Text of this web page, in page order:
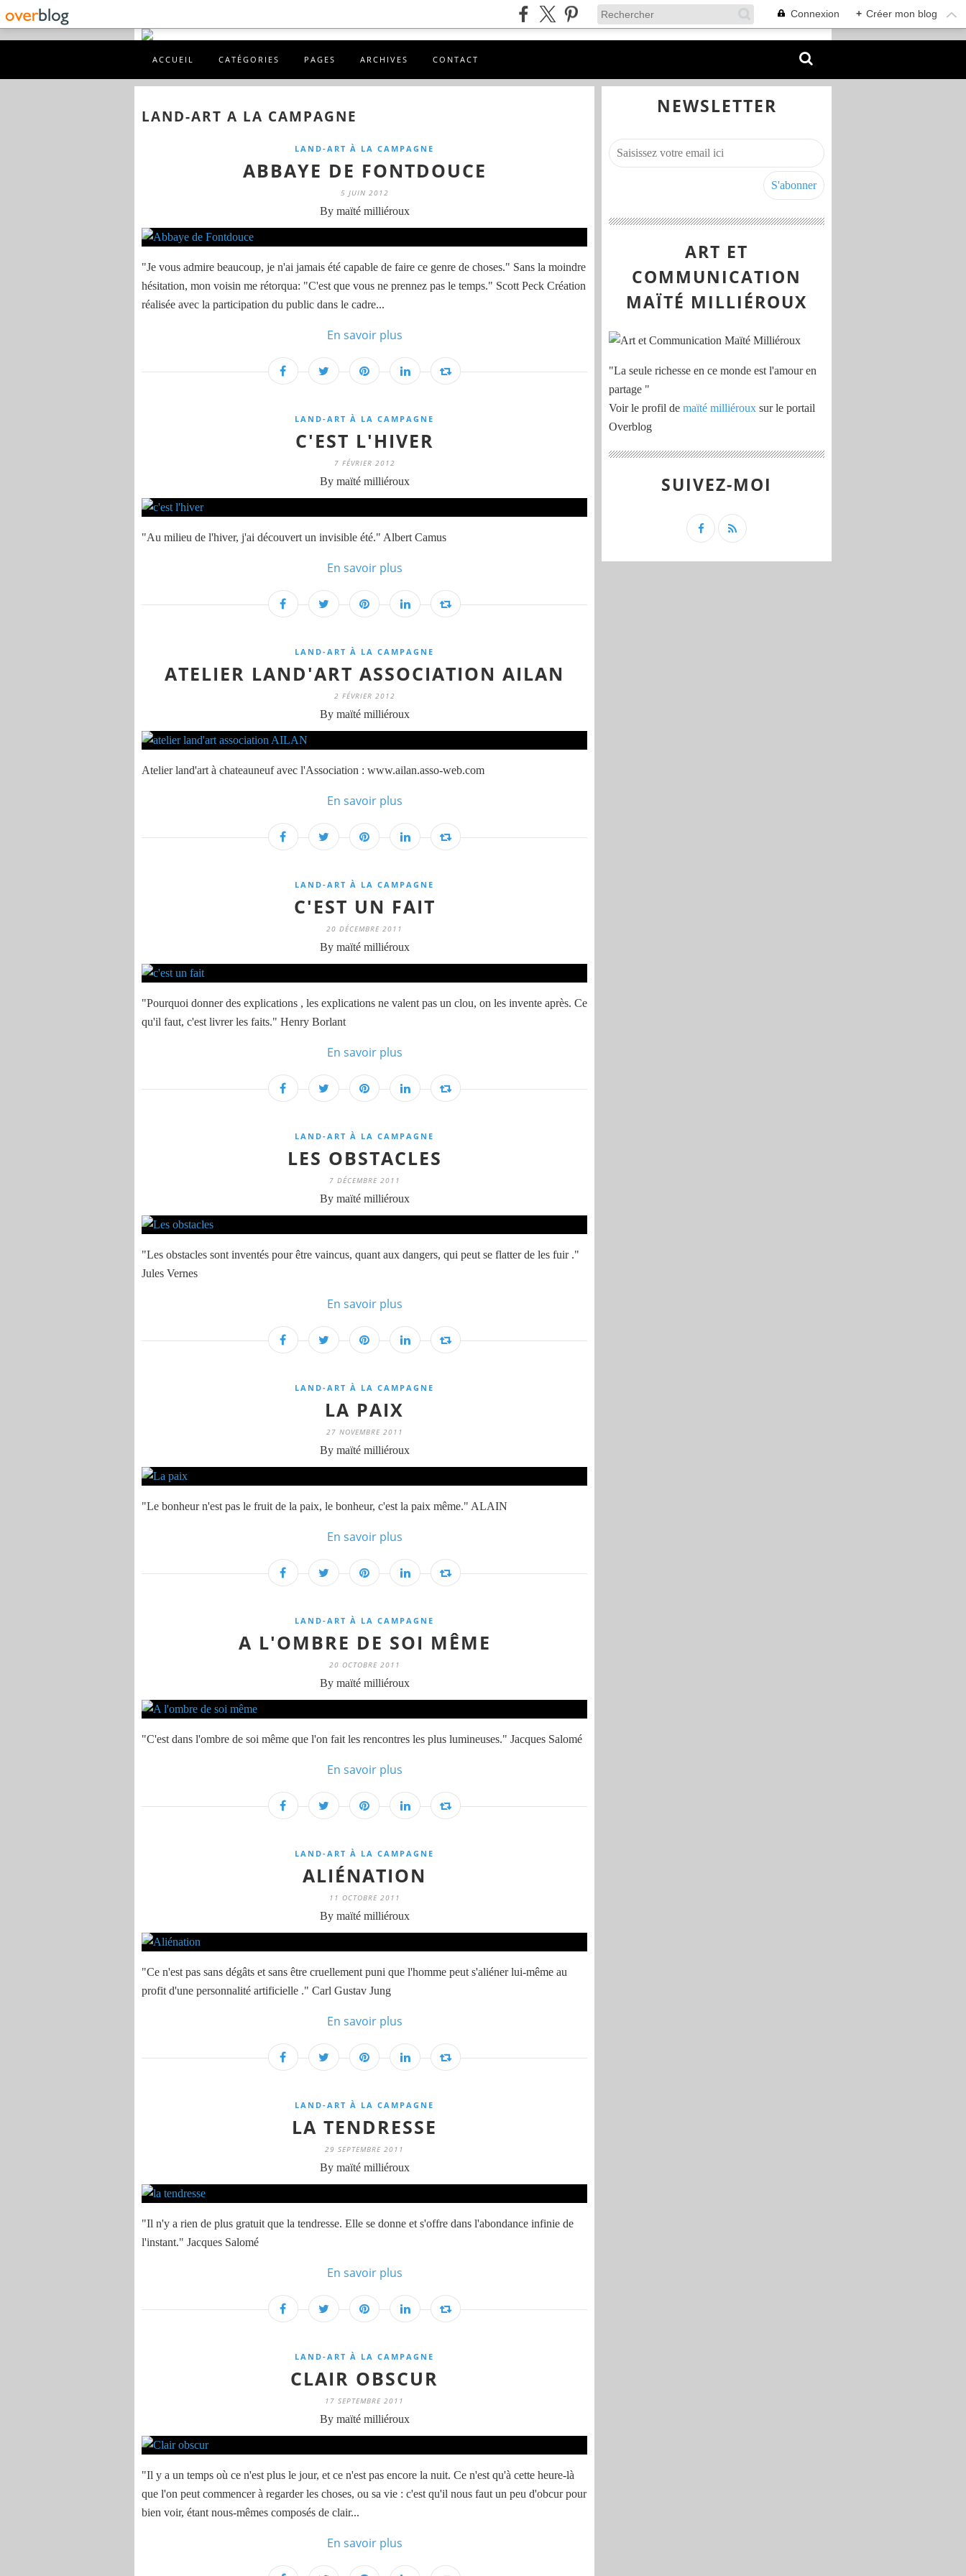
Connexion + Créer mon blog
ACCUEIL CATÉGORIES PAGES ARCHIVES CONTACT
LAND-ART A LA CAMPAGNE
LAND-ART À LA CAMPAGNE
ABBAYE DE FONTDOUCE
5 JUIN 2012
By maïté milliéroux
"Je vous admire beaucoup, je n'ai jamais été capable de faire ce genre de choses." Sans la moindre
hésitation, mon voisin me rétorqua: "C'est que vous ne prennez pas le temps." Scott Peck Création
réalisée avec la participation du public dans le cadre...
En savoir plus
LAND-ART À LA CAMPAGNE
C'EST L'HIVER
7 FÉVRIER 2012
By maïté milliéroux
"Au milieu de l'hiver, j'ai découvert un invisible été." Albert Camus
En savoir plus
LAND-ART À LA CAMPAGNE
ATELIER LAND'ART ASSOCIATION AILAN
2 FÉVRIER 2012
By maïté milliéroux
Atelier land'art à chateauneuf avec l'Association : www.ailan.asso-web.com
En savoir plus
LAND-ART À LA CAMPAGNE
C'EST UN FAIT
20 DÉCEMBRE 2011
By maïté milliéroux
"Pourquoi donner des explications , les explications ne valent pas un clou, on les invente après. Ce
qu'il faut, c'est livrer les faits." Henry Borlant
En savoir plus
LAND-ART À LA CAMPAGNE
LES OBSTACLES
7 DÉCEMBRE 2011
By maïté milliéroux
"Les obstacles sont inventés pour être vaincus, quant aux dangers, qui peut se flatter de les fuir ."
Jules Vernes
En savoir plus
LAND-ART À LA CAMPAGNE
LA PAIX
27 NOVEMBRE 2011
By maïté milliéroux
"Le bonheur n'est pas le fruit de la paix, le bonheur, c'est la paix même." ALAIN
En savoir plus
LAND-ART À LA CAMPAGNE
A L'OMBRE DE SOI MÊME
20 OCTOBRE 2011
By maïté milliéroux
"C'est dans l'ombre de soi même que l'on fait les rencontres les plus lumineuses." Jacques Salomé
En savoir plus
LAND-ART À LA CAMPAGNE
ALIÉNATION
11 OCTOBRE 2011
By maïté milliéroux
"Ce n'est pas sans dégâts et sans être cruellement puni que l'homme peut s'aliéner lui-même au
profit d'une personnalité artificielle ." Carl Gustav Jung
En savoir plus
LAND-ART À LA CAMPAGNE
LA TENDRESSE
29 SEPTEMBRE 2011
By maïté milliéroux
"Il n'y a rien de plus gratuit que la tendresse. Elle se donne et s'offre dans l'abondance infinie de
l'instant." Jacques Salomé
En savoir plus
LAND-ART À LA CAMPAGNE
CLAIR OBSCUR
17 SEPTEMBRE 2011
By maïté milliéroux
"Il y a un temps où ce n'est plus le jour, et ce n'est pas encore la nuit. Ce n'est qu'à cette heure-là
que l'on peut commencer à regarder les choses, ou sa vie : c'est qu'il nous faut un peu d'obcur pour
bien voir, étant nous-mêmes composés de clair...
En savoir plus
NEWSLETTER
ART ET
COMMUNICATION
MAÏTÉ MILLIÉROUX
"La seule richesse en ce monde est l'amour en
partage "
Voir le profil de maïté milliéroux sur le portail
Overblog
SUIVEZ-MOI